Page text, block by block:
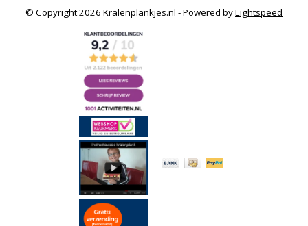
© Copyright 2026 Kralenplankjes.nl - Powered byLightspeed